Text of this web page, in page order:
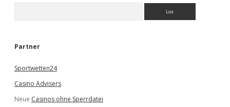
e
Partner
Sportwetten24
Casino Advisers
Neue Casinos ohne Sperrdatei